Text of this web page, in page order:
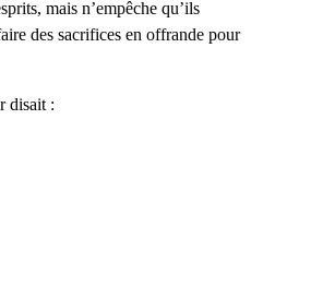
mais n’empêche qu’ils
des sacrifices en offrande pour
disait :